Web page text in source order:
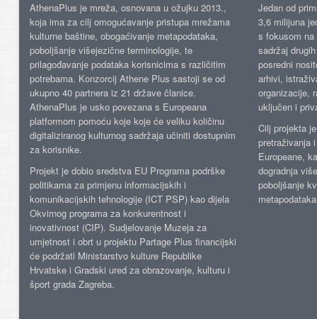
AthenaPlus je mreža, osnovana u ožujku 2013.,
koja ima za cilj omogućavanje pristupa mrežama
kulturne baštine, obogaćivanje metapodataka,
poboljšanje višejezične terminologije, te
prilagođavanje podataka korisnicima s različitim
potrebama. Konzorcij Athene Plus sastoji se od
ukupno 40 partnera iz 21 države članice.
AthenaPlus je usko povezana s Europeana
platformom pomoću koje koje će veliku količinu
digitaliziranog kulturnog sadržaja učiniti dostupnim
za korisnike.
Projekt je dobio sredstva EU Programa podrške
politikama za primjenu informacijskih i
komunikacijskih tehnologije (ICT PSP) kao dijela
Okvirnog programa za konkurentnost i
inovativnost (CIP). Sudjelovanje Muzeja za
umjetnost i obrt u projektu Partage Plus financijski
će podržati Ministarstvo kulture Republike
Hrvatske i Gradski ured za obrazovanje, kulturu i
šport grada Zagreba.
Jedan od
3,6 milijuna
s fokusom
sadržaj
posredni
arhivi,
organizacije,
uključen i
Cilj projekta
pretraživanja
Europeane,
dogradnja
poboljšanje